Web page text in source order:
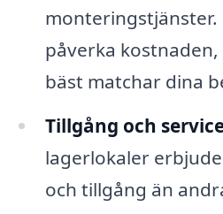
monteringstjänster.
påverka kostnaden,
bäst matchar dina
Tillgång och
lagerlokaler
och tillgång än